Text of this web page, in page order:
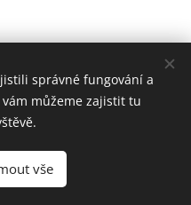
Boleslav
správné fungování a
můžeme zajistit tu
vše